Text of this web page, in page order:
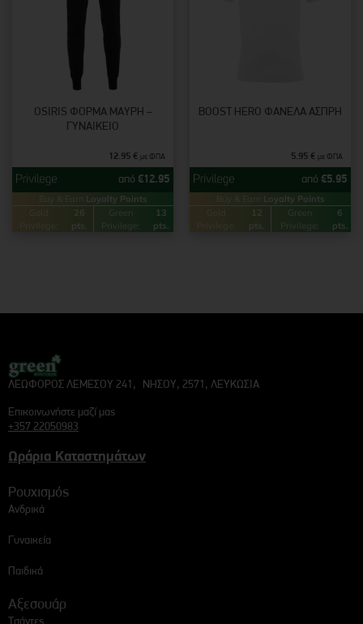
OSIRIS ΦΌΡΜΑ ΜΑΎΡΗ –
ΓΥΝΑΙΚΕΊΟ
12.95 € με ΦΠΑ
από €12.95
Buy & Earn Loyalty Points
Gold
Privilege:
26
pts.
Green
Privilege:
13
pts.
BOOST HERO ΦΑΝΈΛΑ ΆΣΠΡΗ
5.95 € με ΦΠΑ
από €5.95
Buy & Earn Loyalty Points
Gold
Privilege:
12
pts.
Green
Privilege:
6
pts.
ΛΕΩΦΟΡΟΣ ΛΕΜΕΣΟΥ 241, ΝΗΣΟΥ, 2571, ΛΕΥΚΩΣΙΑ
Επικοινωνήστε μαζί μας
+357 22050983
Ωράρια Καταστημάτων
Ρουχισμός
Ανδρικά
Γυναικεία
Παιδικά
Αξεσουάρ